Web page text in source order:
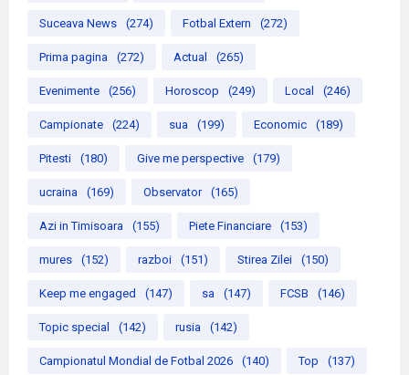
Suceava News (274) Fotbal Extern (272)
Prima pagina (272) Actual (265)
Evenimente (256) Horoscop (249) Local (246)
Campionate (224) sua (199) Economic (189)
Pitesti (180) Give me perspective (179)
ucraina (169) Observator (165)
Azi in Timisoara (155) Piete Financiare (153)
mures (152) razboi (151) Stirea Zilei (150)
Keep me engaged (147) sa (147) FCSB (146)
Topic special (142) rusia (142)
Campionatul Mondial de Fotbal 2026 (140) Top (137)